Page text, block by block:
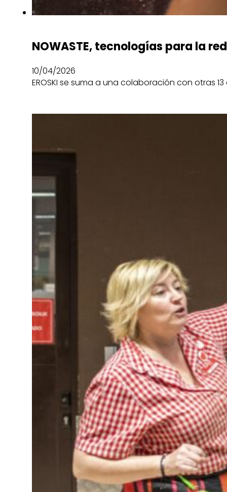
NOWASTE, tecnologías para la
10/04/2026
EROSKI se suma a una colaboración con otras